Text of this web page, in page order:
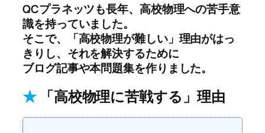
QCプラネッツも長年、高校物理への苦手意
識を持っていました。
そこで、「高校物理が難しい」理由がはっ
きりし、それを解決するために
ブログ記事や本問題集を作りました。
★「高校物理に苦戦する」理由